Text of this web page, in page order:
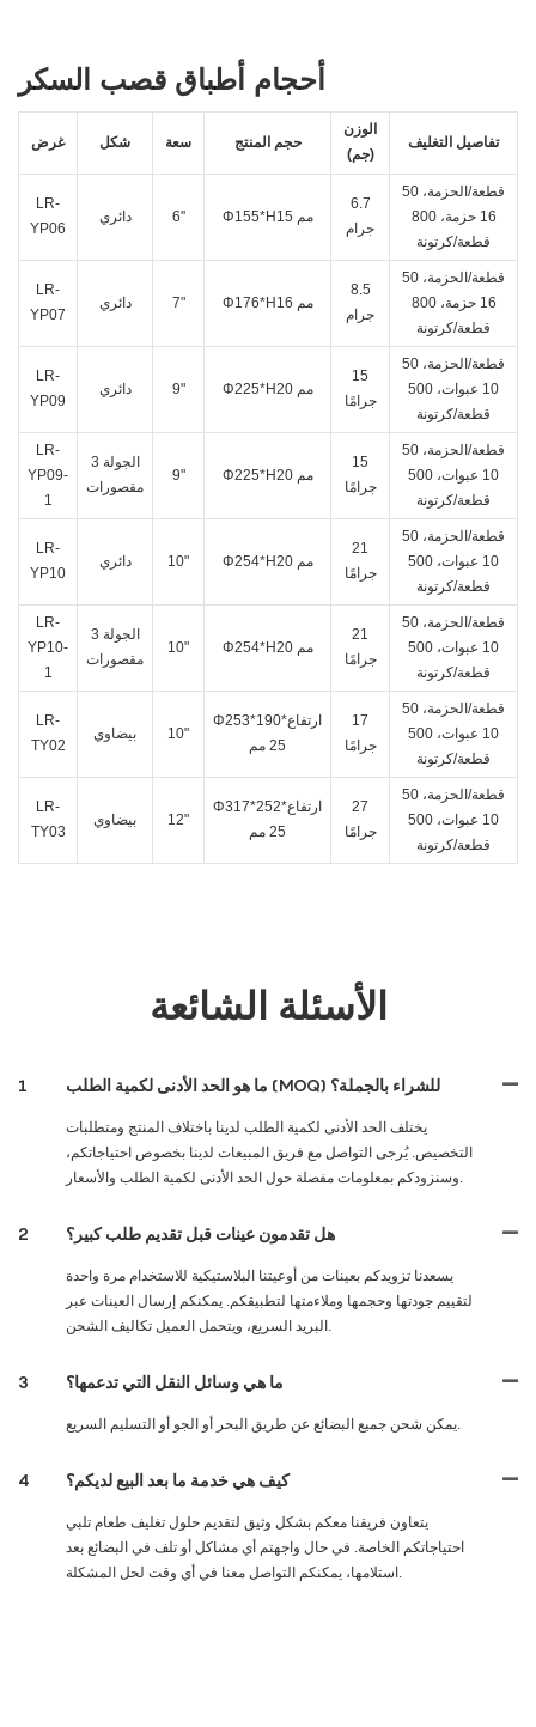
أحجام أطباق قصب السكر
غرض شكل سعة حجم المنتج
الوزن
(جم)
تفاصيل التغليف
LR-
YP06
دائري 6'' Φ155*H15 مم
6.7
جرام
50 قطعة/الحزمة،
16 حزمة، 800
قطعة/كرتونة
LR-
YP07
دائري 7" Φ176*H16 مم
8.5
جرام
50 قطعة/الحزمة،
16 حزمة، 800
قطعة/كرتونة
LR-
YP09
دائري 9" Φ225*H20 مم
15
جرامًا
50 قطعة/الحزمة،
10 عبوات، 500
قطعة/كرتونة
LR-
YP09-
1
الجولة 3
مقصورات
9" Φ225*H20 مم
15
جرامًا
50 قطعة/الحزمة،
10 عبوات، 500
قطعة/كرتونة
LR-
YP10
دائري 10" Φ254*H20 مم
21
جرامًا
50 قطعة/الحزمة،
10 عبوات، 500
قطعة/كرتونة
LR-
YP10-
1
الجولة 3
مقصورات
10" Φ254*H20 مم
21
جرامًا
50 قطعة/الحزمة،
10 عبوات، 500
قطعة/كرتونة
LR-
TY02
بيضاوي 10"
Φ253*190*ارتفاع
25 مم
17
جرامًا
50 قطعة/الحزمة،
10 عبوات، 500
قطعة/كرتونة
LR-
TY03
بيضاوي 12"
Φ317*252*ارتفاع
25 مم
27
جرامًا
50 قطعة/الحزمة،
10 عبوات، 500
قطعة/كرتونة
الأسئلة الشائعة
1 ما هو الحد الأدنى لكمية الطلب (MOQ) للشراء بالجملة؟
يختلف الحد الأدنى لكمية الطلب لدينا باختلاف المنتج ومتطلبات
التخصيص. يُرجى التواصل مع فريق المبيعات لدينا بخصوص احتياجاتكم،
وسنزودكم بمعلومات مفصلة حول الحد الأدنى لكمية الطلب والأسعار.
2 هل تقدمون عينات قبل تقديم طلب كبير؟
يسعدنا تزويدكم بعينات من أوعيتنا البلاستيكية للاستخدام مرة واحدة
لتقييم جودتها وحجمها وملاءمتها لتطبيقكم. يمكنكم إرسال العينات عبر
البريد السريع، ويتحمل العميل تكاليف الشحن.
3 ما هي وسائل النقل التي تدعمها؟
يمكن شحن جميع البضائع عن طريق البحر أو الجو أو التسليم السريع.
4 كيف هي خدمة ما بعد البيع لديكم؟
يتعاون فريقنا معكم بشكل وثيق لتقديم حلول تغليف طعام تلبي
احتياجاتكم الخاصة. في حال واجهتم أي مشاكل أو تلف في البضائع بعد
استلامها، يمكنكم التواصل معنا في أي وقت لحل المشكلة.